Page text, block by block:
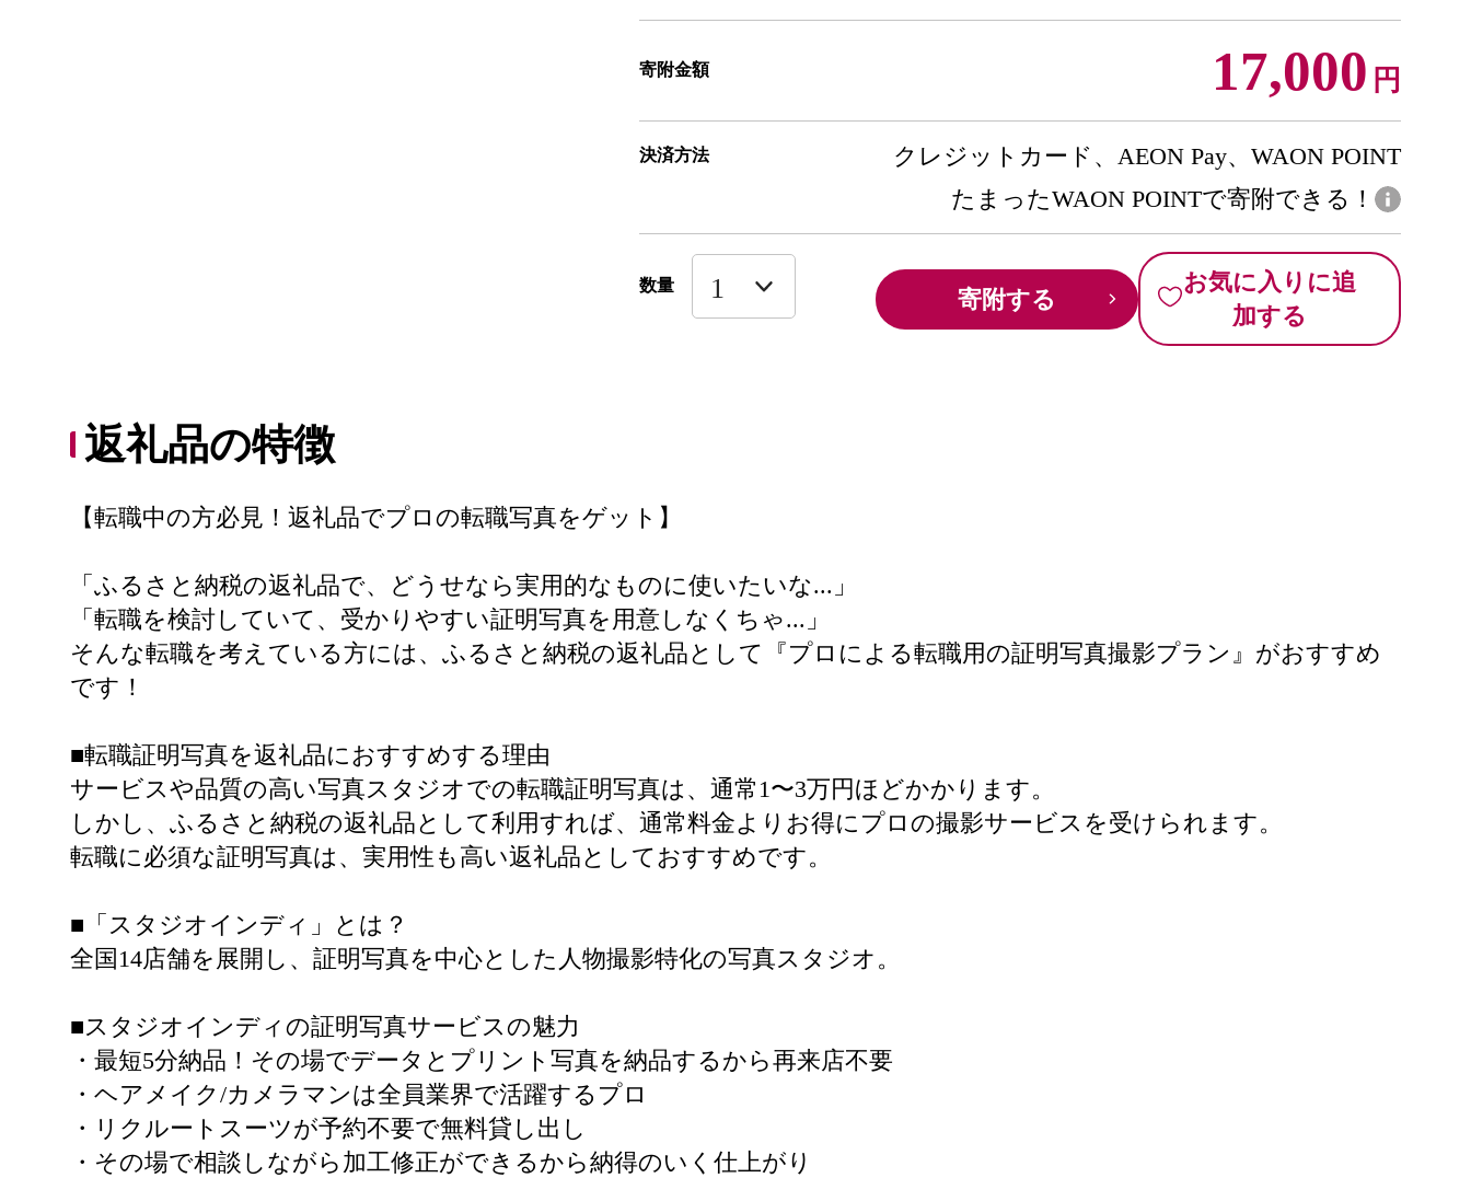
寄附金額 17,000 円
決済方法
クレジットカード、AEON Pay、WAON POINT
たまったWAON POINTで寄附できる！
数量 寄附する
お気に入りに追
加する
返礼品の特徴
【転職中の方必見！返礼品でプロの転職写真をゲット】
「ふるさと納税の返礼品で、どうせなら実用的なものに使いたいな...」
「転職を検討していて、受かりやすい証明写真を用意しなくちゃ...」
そんな転職を考えている方には、ふるさと納税の返礼品として『プロによる転職用の証明写真撮影プラン』がおすすめ
です！
■転職証明写真を返礼品におすすめする理由
サービスや品質の高い写真スタジオでの転職証明写真は、通常1〜3万円ほどかかります。
しかし、ふるさと納税の返礼品として利用すれば、通常料金よりお得にプロの撮影サービスを受けられます。
転職に必須な証明写真は、実用性も高い返礼品としておすすめです。
■「スタジオインディ」とは？
全国14店舗を展開し、証明写真を中心とした人物撮影特化の写真スタジオ。
■スタジオインディの証明写真サービスの魅力
・最短5分納品！その場でデータとプリント写真を納品するから再来店不要
・ヘアメイク/カメラマンは全員業界で活躍するプロ
・リクルートスーツが予約不要で無料貸し出し
・その場で相談しながら加工修正ができるから納得のいく仕上がり